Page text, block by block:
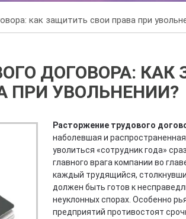
как защитить свои права при
ДОГОВОРА:
ПРИ УВОЛЬНЕНИИ?
Расторжение трудового
наболевшая и
уволиться «сотрудник года»
главного врага компании во
каждый трудящийся,
должен быть готов к
неуклонных спорах. Особенно
предприятий противостоят